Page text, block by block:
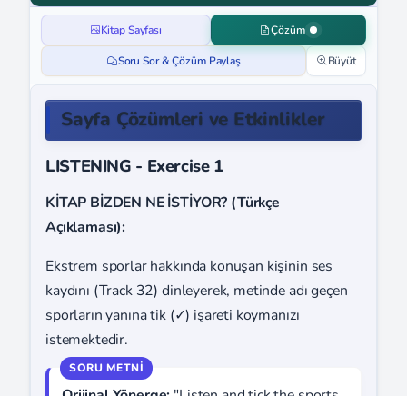
Kitap Sayfası Çözüm
Soru Sor & Çözüm Paylaş Büyüt
Sayfa Çözümleri ve Etkinlikler
LISTENING - Exercise 1
KİTAP BİZDEN NE İSTİYOR? (Türkçe
Açıklaması):
Ekstrem sporlar hakkında konuşan kişinin ses
kaydını (Track 32) dinleyerek, metinde adı geçen
sporların yanına tik (✓) işareti koymanızı
istemektedir.